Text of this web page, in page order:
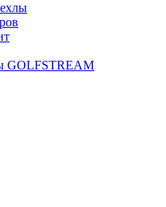
GOLFSTREAM